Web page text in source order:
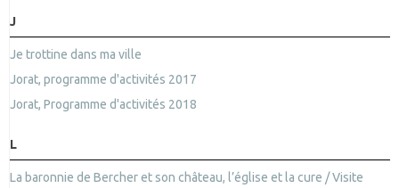
J
Je trottine dans ma ville
Jorat, programme d'activités 2017
Jorat, Programme d'activités 2018
L
La baronnie de Bercher et son château, l’église et la cure / Visite